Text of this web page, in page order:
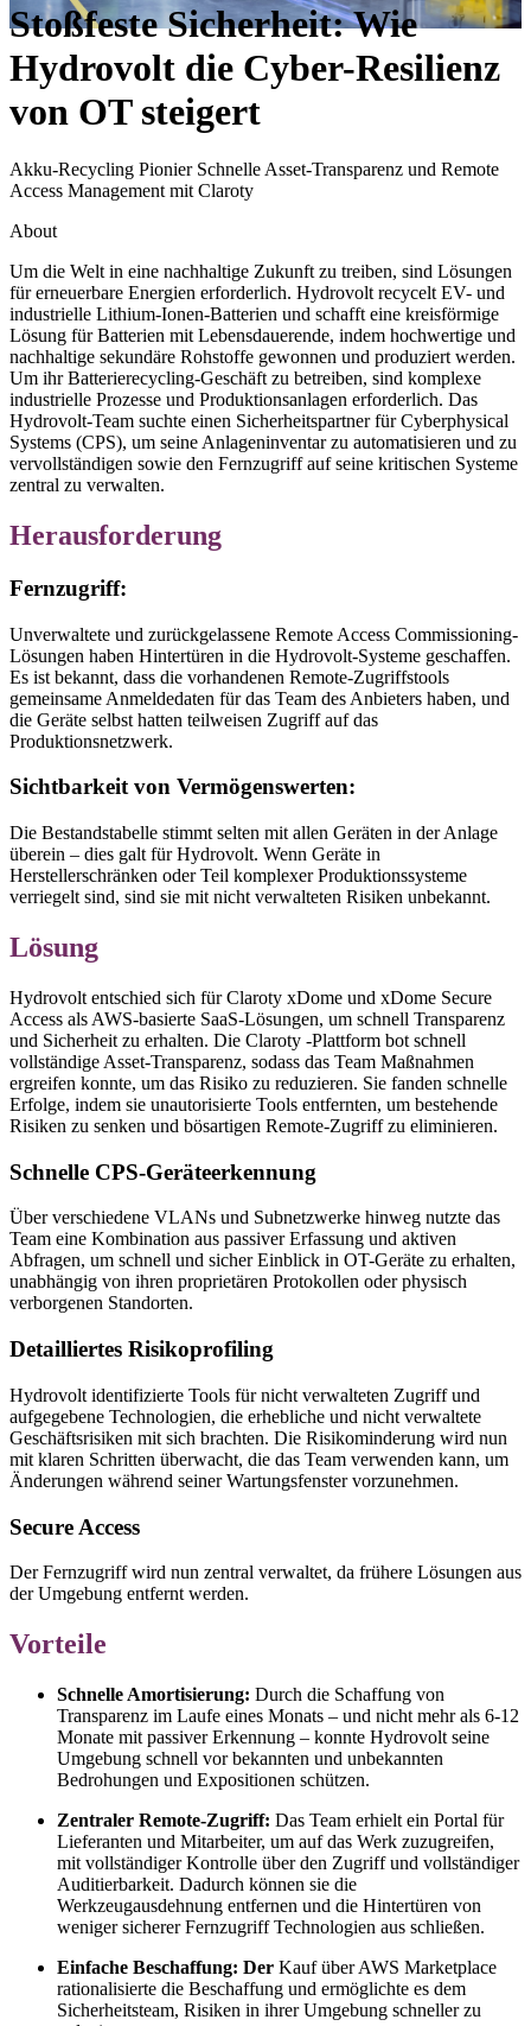
Stoßfeste Sicherheit: Wie
Hydrovolt die Cyber-Resilienz
von OT steigert
Akku-Recycling Pionier Schnelle Asset-Transparenz und Remote
Access Management mit Claroty
About
Um die Welt in eine nachhaltige Zukunft zu treiben, sind Lösungen
für erneuerbare Energien erforderlich. Hydrovolt recycelt EV- und
industrielle Lithium-Ionen-Batterien und schafft eine kreisförmige
Lösung für Batterien mit Lebensdauerende, indem hochwertige und
nachhaltige sekundäre Rohstoffe gewonnen und produziert werden.
Um ihr Batterierecycling-Geschäft zu betreiben, sind komplexe
industrielle Prozesse und Produktionsanlagen erforderlich. Das
Hydrovolt-Team suchte einen Sicherheitspartner für Cyberphysical
Systems (CPS), um seine Anlageninventar zu automatisieren und zu
vervollständigen sowie den Fernzugriff auf seine kritischen Systeme
zentral zu verwalten.
Herausforderung
Fernzugriff:
Unverwaltete und zurückgelassene Remote Access Commissioning-
Lösungen haben Hintertüren in die Hydrovolt-Systeme geschaffen.
Es ist bekannt, dass die vorhandenen Remote-Zugriffstools
gemeinsame Anmeldedaten für das Team des Anbieters haben, und
die Geräte selbst hatten teilweisen Zugriff auf das
Produktionsnetzwerk.
Sichtbarkeit von Vermögenswerten:
Die Bestandstabelle stimmt selten mit allen Geräten in der Anlage
überein – dies galt für Hydrovolt. Wenn Geräte in
Herstellerschränken oder Teil komplexer Produktionssysteme
verriegelt sind, sind sie mit nicht verwalteten Risiken unbekannt.
Lösung
Hydrovolt entschied sich für Claroty xDome und xDome Secure
Access als AWS-basierte SaaS-Lösungen, um schnell Transparenz
und Sicherheit zu erhalten. Die Claroty -Plattform bot schnell
vollständige Asset-Transparenz, sodass das Team Maßnahmen
ergreifen konnte, um das Risiko zu reduzieren. Sie fanden schnelle
Erfolge, indem sie unautorisierte Tools entfernten, um bestehende
Risiken zu senken und bösartigen Remote-Zugriff zu eliminieren.
Schnelle CPS-Geräteerkennung
Über verschiedene VLANs und Subnetzwerke hinweg nutzte das
Team eine Kombination aus passiver Erfassung und aktiven
Abfragen, um schnell und sicher Einblick in OT-Geräte zu erhalten,
unabhängig von ihren proprietären Protokollen oder physisch
verborgenen Standorten.
Detailliertes Risikoprofiling
Hydrovolt identifizierte Tools für nicht verwalteten Zugriff und
aufgegebene Technologien, die erhebliche und nicht verwaltete
Geschäftsrisiken mit sich brachten. Die Risikominderung wird nun
mit klaren Schritten überwacht, die das Team verwenden kann, um
Änderungen während seiner Wartungsfenster vorzunehmen.
Secure Access
Der Fernzugriff wird nun zentral verwaltet, da frühere Lösungen aus
der Umgebung entfernt werden.
Vorteile
Schnelle Amortisierung: Durch die Schaffung von
Transparenz im Laufe eines Monats – und nicht mehr als 6-12
Monate mit passiver Erkennung – konnte Hydrovolt seine
Umgebung schnell vor bekannten und unbekannten
Bedrohungen und Expositionen schützen.
Zentraler Remote-Zugriff: Das Team erhielt ein Portal für
Lieferanten und Mitarbeiter, um auf das Werk zuzugreifen,
mit vollständiger Kontrolle über den Zugriff und vollständiger
Auditierbarkeit. Dadurch können sie die
Werkzeugausdehnung entfernen und die Hintertüren von
weniger sicherer Fernzugriff Technologien aus schließen.
Einfache Beschaffung: Der Kauf über AWS Marketplace
rationalisierte die Beschaffung und ermöglichte es dem
Sicherheitsteam, Risiken in ihrer Umgebung schneller zu